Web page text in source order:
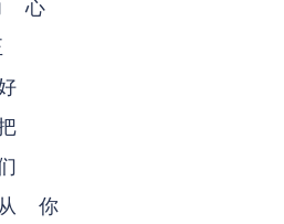
心
你